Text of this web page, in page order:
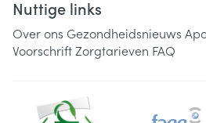
Nuttige links
Over ons Gezondheidsnieuws
VoorschriftZorgtarieven FAQ